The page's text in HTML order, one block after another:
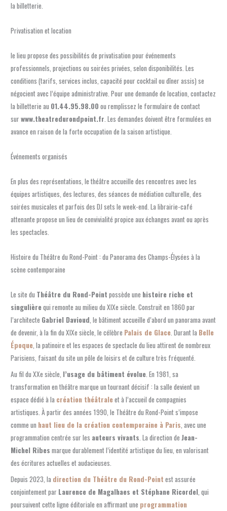
la billetterie.
Privatisation et location
le lieu propose des possibilités de privatisation pour événements
professionnels, projections ou soirées privées, selon disponibilités. Les
conditions (tarifs, services inclus, capacité pour cocktail ou dîner assis) se
négocient avec l’équipe administrative. Pour une demande de location, contactez
la billetterie au 01.44.95.98.00 ou remplissez le formulaire de contact
surwww.theatredurondpoint.fr . Les demandes doivent être formulées en
avance en raison de la forte occupation de la saison artistique.
Événements organisés
En plus des représentations, le théâtre accueille des rencontres avec les
équipes artistiques, des lectures, des séances de médiation culturelle, des
soirées musicales et parfois des DJ sets le week-end. La librairie-café
attenante propose un lieu de convivialité propice aux échanges avant ou après
les spectacles.
Histoire du Théâtre du Rond-Point : du Panorama des Champs-Élysées à la
scène contemporaine
Le site du Théâtre du Rond-Point possède une histoire riche et
singulièrequi remonte au milieu du XIXe siècle. Construit en 1860 par
l’architecte Gabriel Davioud , le bâtiment accueille d’abord un panorama avant
de devenir, à la fin du XIXe siècle, le célèbre Palais de Glace . Durant la Belle
Époque , la patinoire et les espaces de spectacle du lieu attirent de nombreux
Parisiens, faisant du site un pôle de loisirs et de culture très fréquenté.
Au fil du XXe siècle, l’usage du bâtiment évolue . En 1981, sa
transformation en théâtre marque un tournant décisif : la salle devient un
espace dédié à la création théâtraleet à l’accueil de compagnies
artistiques. À partir des années 1990, le Théâtre du Rond-Point s’impose
comme un haut lieu de la création contemporaine à Paris , avec une
programmation centrée sur les auteurs vivants . La direction deJean-
Michel Ribes marque durablement l’identité artistique du lieu, en valorisant
des écritures actuelles et audacieuses.
Depuis 2023, la direction du Théâtre du Rond-Point est assurée
conjointement par Laurence de Magalhaes et Stéphane Ricordel , qui
poursuivent cette ligne éditoriale en affirmant une programmation